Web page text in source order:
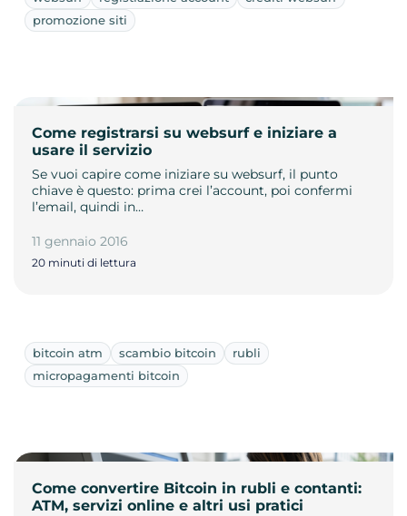
promozione siti
Come registrarsi su websurf e iniziare a
usare il servizio
Se vuoi capire come iniziare su websurf, il punto
chiave è questo: prima crei l’account, poi confermi
l’email, quindi in…
11 gennaio 2016
20 minuti di lettura
bitcoin atm scambio bitcoin
rubli
micropagamenti bitcoin
Come convertire Bitcoin in rubli e contanti:
ATM, servizi online e altri usi pratici